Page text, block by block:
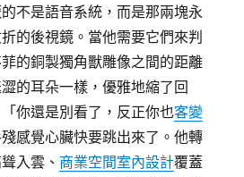
不是語音系統，而是那兩塊永
的後視鏡。當他需要它們來判
的銅製獨角獸雕像之間的距離
的耳朵一樣，優雅地縮了回
你還是別看了，反正你也客變
感覺心臟快要跳出來了。他轉
入雲、 商業空間室內設計覆蓋